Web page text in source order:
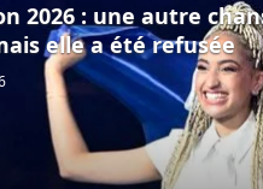
2026 : une autre
elle a été refusée